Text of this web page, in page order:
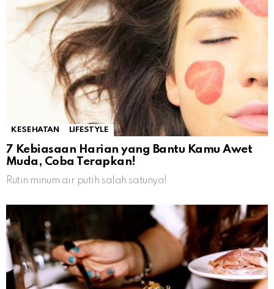
KESEHATAN LIFESTYLE
7 Kebiasaan Harian yang Bantu Kamu Awet
Muda, Coba Terapkan!
Rutin minum air putih salah satunya!